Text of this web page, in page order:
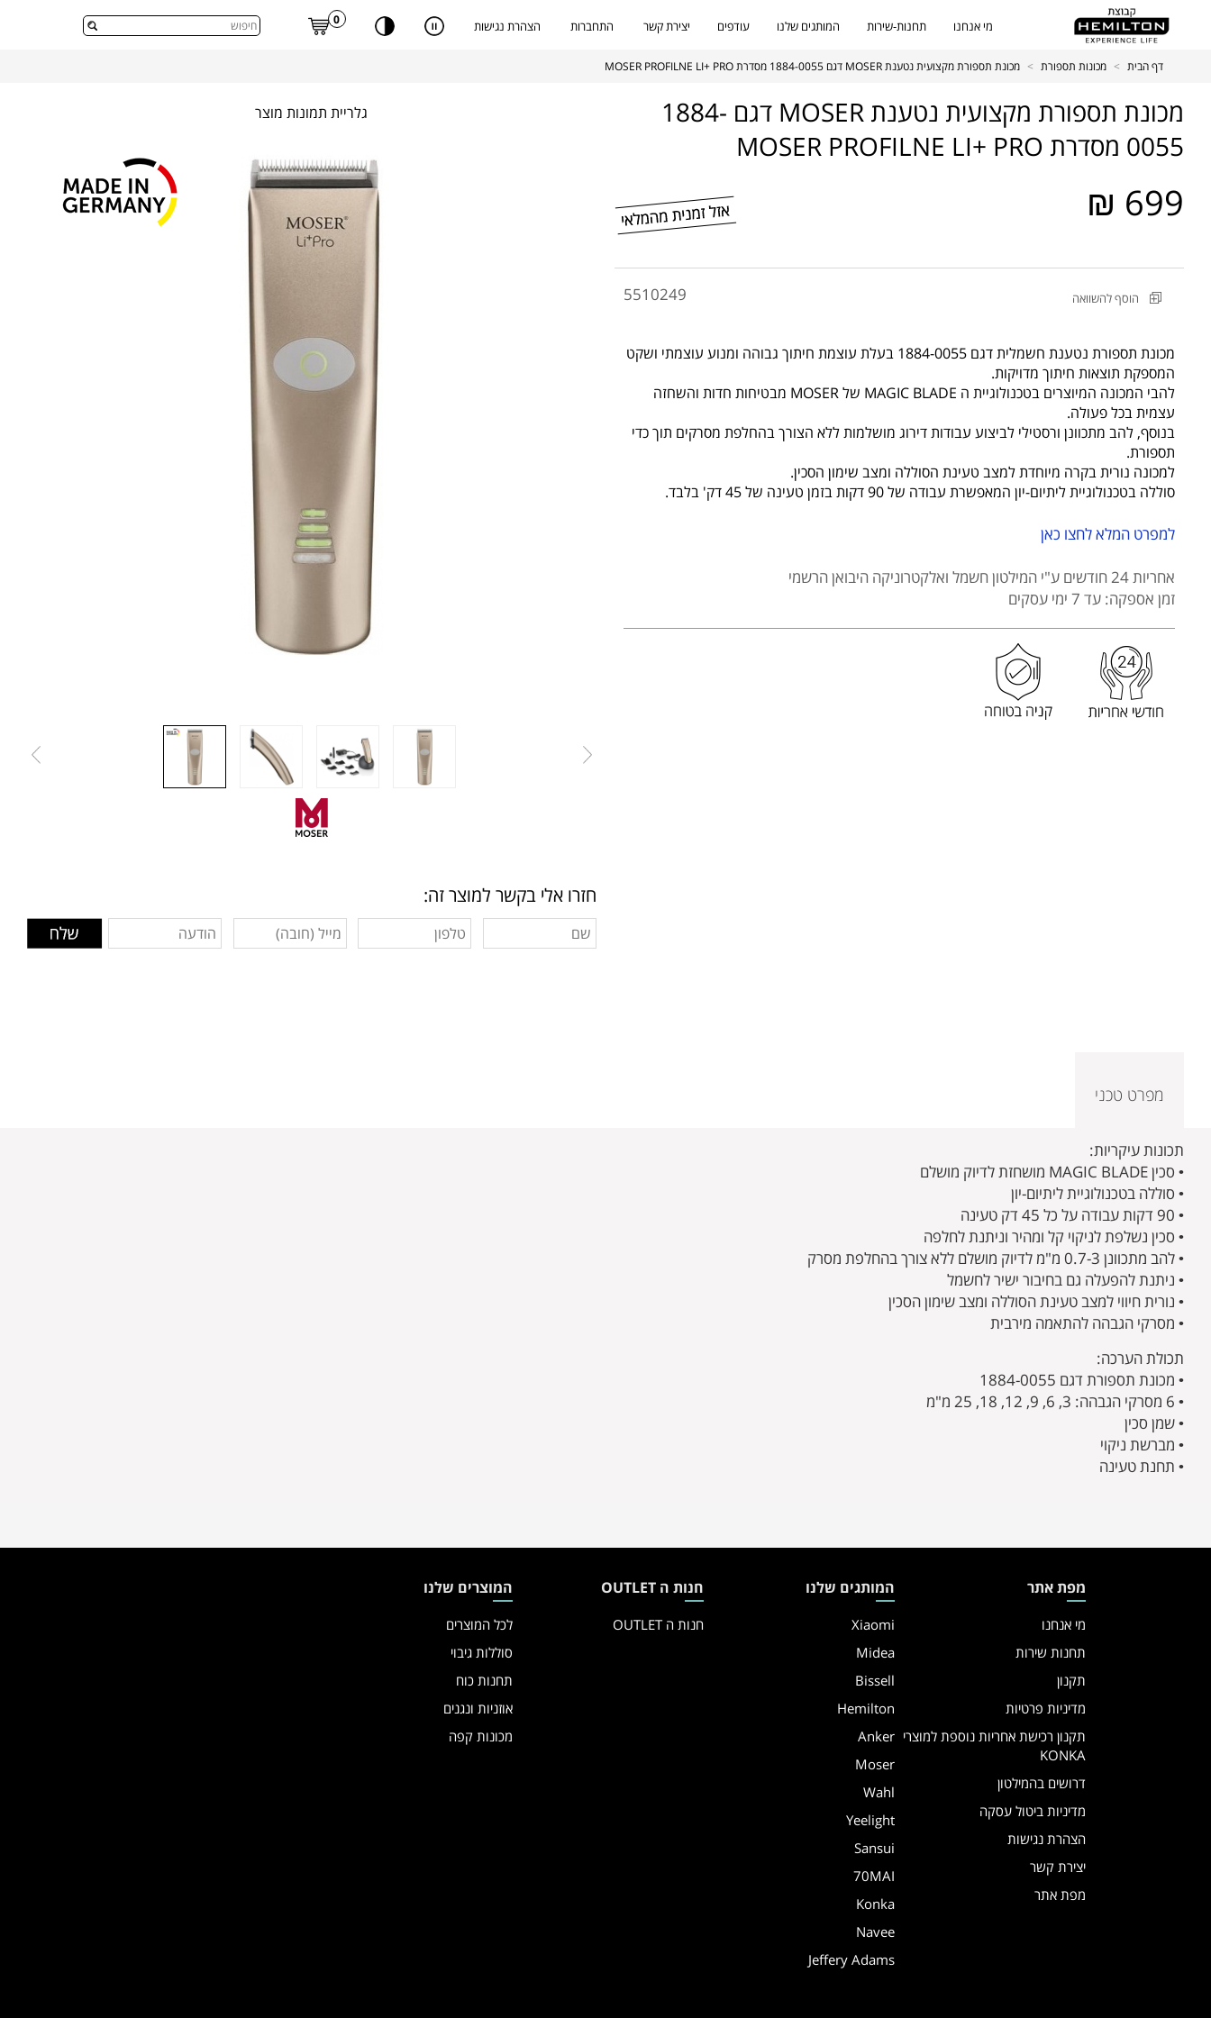
דלג לתוכן העמוד
מי אנחנו תחנות-שירות המותגים שלנו עודפים יצירת קשר התחברות הצהרת נגישות 0
דף הבית > מכונות תספורת > מכונת תספורת מקצועית נטענת MOSER דגם 1884-0055 מסדרת MOSER PROFILNE LI+ PRO
מכונת תספורת מקצועית נטענת MOSER דגם 1884-
0055 מסדרת MOSER PROFILNE LI+ PRO
699 ₪
5510249
מקט
הוסף להשוואה
מקצועית
נטענת
MOSER
דגם
0055
מסדרת
PROFILNE
PRO
מכונת תספורת נטענת חשמלית דגם 1884-0055 בעלת עוצמת חיתוך גבוהה ומנוע עוצמתי ושקט
המספקת תוצאות חיתוך מדויקות.
להבי המכונה המיוצרים בטכנולוגיית ה MAGIC BLADE של MOSER מבטיחות חדות והשחזה
עצמית בכל פעולה.
בנוסף, להב מתכוונן ורסטילי לביצוע עבודות דירוג מושלמות ללא הצורך בהחלפת מסרקים תוך כדי
תספורת.
למכונה נורית בקרה מיוחדת למצב טעינת הסוללה ומצב שימון הסכין.
סוללה בטכנולוגיית ליתיום-יון המאפשרת עבודה של 90 דקות בזמן טעינה של 45 דק' בלבד.
למפרט המלא לחצו כאן
אחריות 24 חודשים
ע"י המילטון חשמל ואלקטרוניקה היבואן הרשמי
זמן אספקה: עד 7 ימי עסקים
גלריית תמונות מוצר
חזרו אלי בקשר למוצר זה:
מפרט טכני
תכונות עיקריות:
• סכין MAGIC BLADE מושחזת לדיוק מושלם
• סוללה בטכנולוגיית ליתיום-יון
• 90 דקות עבודה על כל 45 דק טעינה
• סכין נשלפת לניקוי קל ומהיר וניתנת לחלפה
• להב מתכוונן 0.7-3 מ"מ לדיוק מושלם ללא צורך בהחלפת מסרק
• ניתנת להפעלה גם בחיבור ישיר לחשמל
• נורית חיווי למצב טעינת הסוללה ומצב שימון הסכין
• מסרקי הגבהה להתאמה מירבית
תכולת הערכה:
• מכונת תספורת דגם 1884-0055
• 6 מסרקי הגבהה: 3, 6, 9, 12, 18, 25 מ"מ
• שמן סכין
• מברשת ניקוי
• תחנת טעינה
מפת אתר
מי אנחנו
תחנות שירות
תקנון
מדיניות פרטיות
תקנון רכישת אחריות נוספת למוצרי
KONKA
דרושים בהמילטון
מדיניות ביטול עסקה
הצהרת נגישות
יצירת קשר
מפת אתר
המותגים שלנו
Xiaomi
Midea
Bissell
Hemilton
Anker
Moser
Wahl
Yeelight
Sansui
70MAI
Konka
Navee
Jeffery Adams
חנות ה OUTLET
חנות ה OUTLET
המוצרים שלנו
לכל המוצרים
סוללות גיבוי
תחנות כוח
אוזניות ונגנים
מכונות קפה